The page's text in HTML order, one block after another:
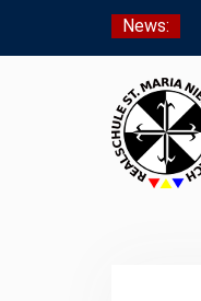
News: